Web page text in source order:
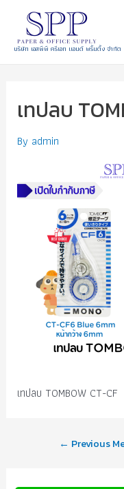
บริษัท เอสพีพี ครีเอท แอนด์ พริ้นติ้ง จำกัด
เทปลบ
By admin
เทปลบ TOMBOW CT-CF
← Previous